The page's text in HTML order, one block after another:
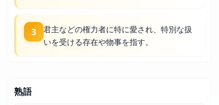
3
君主などの権力者に特に愛され、特別な扱
いを受ける存在や物事を指す。
熟語